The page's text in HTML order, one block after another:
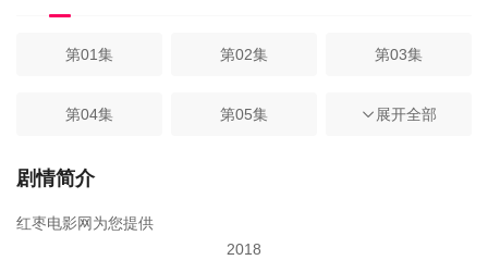
第01集 第02集 第03集
第04集 第05集 第06集
第07集
第10集
展开全部
剧情简介
红枣电影网为您提供
2018